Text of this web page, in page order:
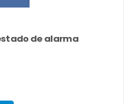
de alarma